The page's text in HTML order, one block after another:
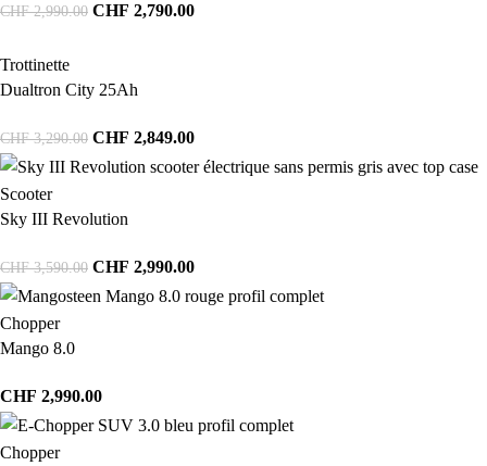
CHF2,990.00 CHF 2,790.00
Trottinette
Dualtron City 25Ah
CHF3,290.00 CHF 2,849.00
Scooter
Sky III Revolution
CHF3,590.00 CHF 2,990.00
Chopper
Mango 8.0
CHF 2,990.00
Chopper